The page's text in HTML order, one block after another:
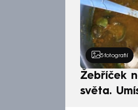
5 fotografií
Žebříček
světa.